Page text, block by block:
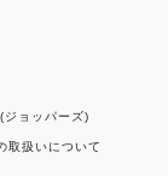
ョッパーズ)
取扱いについて